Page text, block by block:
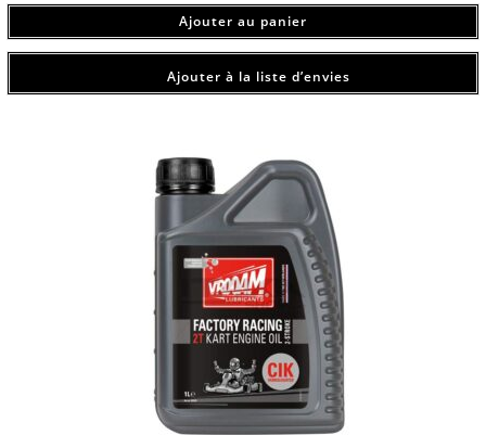
Ajouter au panier
Ajouter à la liste d’envies